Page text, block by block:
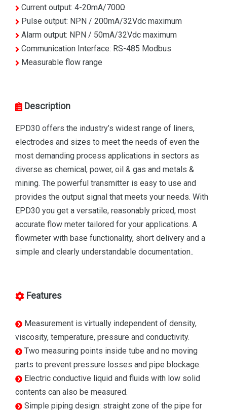
Current output: 4-20mA/700Ω
Pulse output: NPN / 200mA/32Vdc maximum
Alarm output: NPN / 50mA/32Vdc maximum
Communication Interface: RS-485 Modbus
Measurable flow range
Description
EPD30 offers the industry’s widest range of liners,
electrodes and sizes to meet the needs of even the
most demanding process applications in sectors as
diverse as chemical, power, oil & gas and metals &
mining. The powerful transmitter is easy to use and
provides the output signal that meets your needs. With
EPD30 you get a versatile, reasonably priced, most
accurate flow meter tailored for your applications. A
flowmeter with base functionality, short delivery and a
simple and clearly understandable documentation..
Features
Measurement is virtually independent of density,
viscosity, temperature, pressure and conductivity.
Two measuring points inside tube and no moving
parts to prevent pressure losses and pipe blockage.
Electric conductive liquid and fluids with low solid
contents can also be measured.
Simple piping design: straight zone of the pipe for